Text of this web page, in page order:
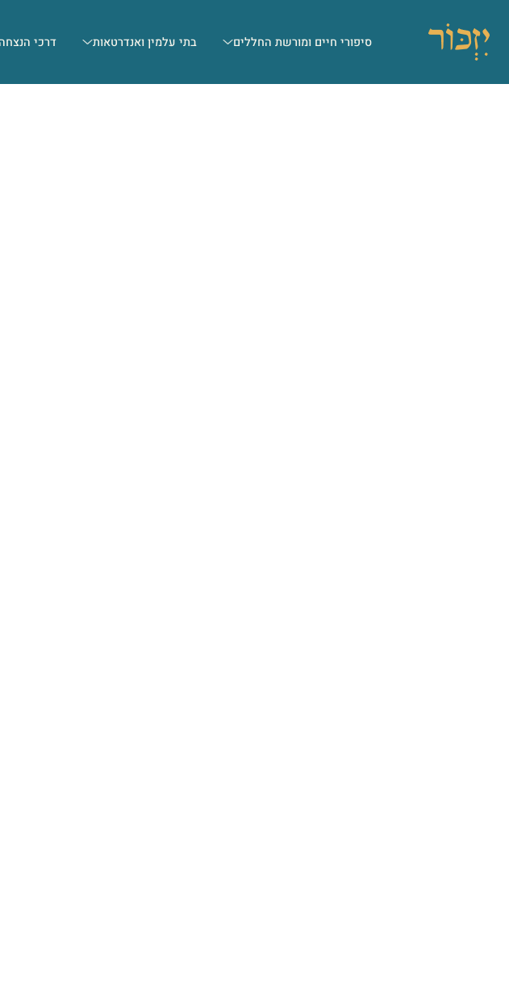
סיפורי חיים ומורשת החללים בתי עלמין ואנדרטאות דרכי